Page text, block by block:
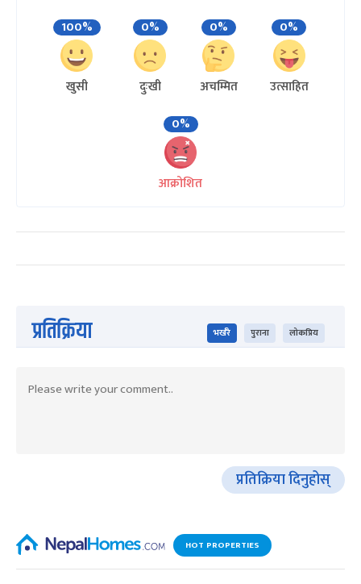
100%
खुसी
0%
दुःखी
0%
अचम्मित
0%
उत्साहित
0%
आक्रोशित
प्रतिक्रिया भर्खरै पुराना लोकप्रिय
प्रतिक्रिया दिनुहोस्
HOT PROPERTIES